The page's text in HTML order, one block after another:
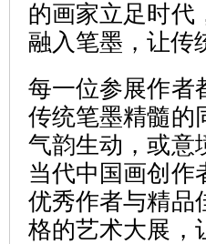
的画家立足时代
融入笔墨，让传
每一位参展作者
传统笔墨精髓的
气韵生动，或意
当代中国画创作
优秀作者与精品
格的艺术大展，